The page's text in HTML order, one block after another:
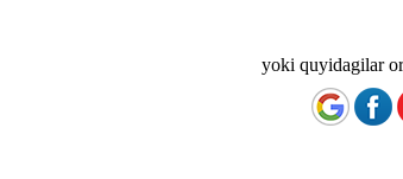
yoki quyidagilar